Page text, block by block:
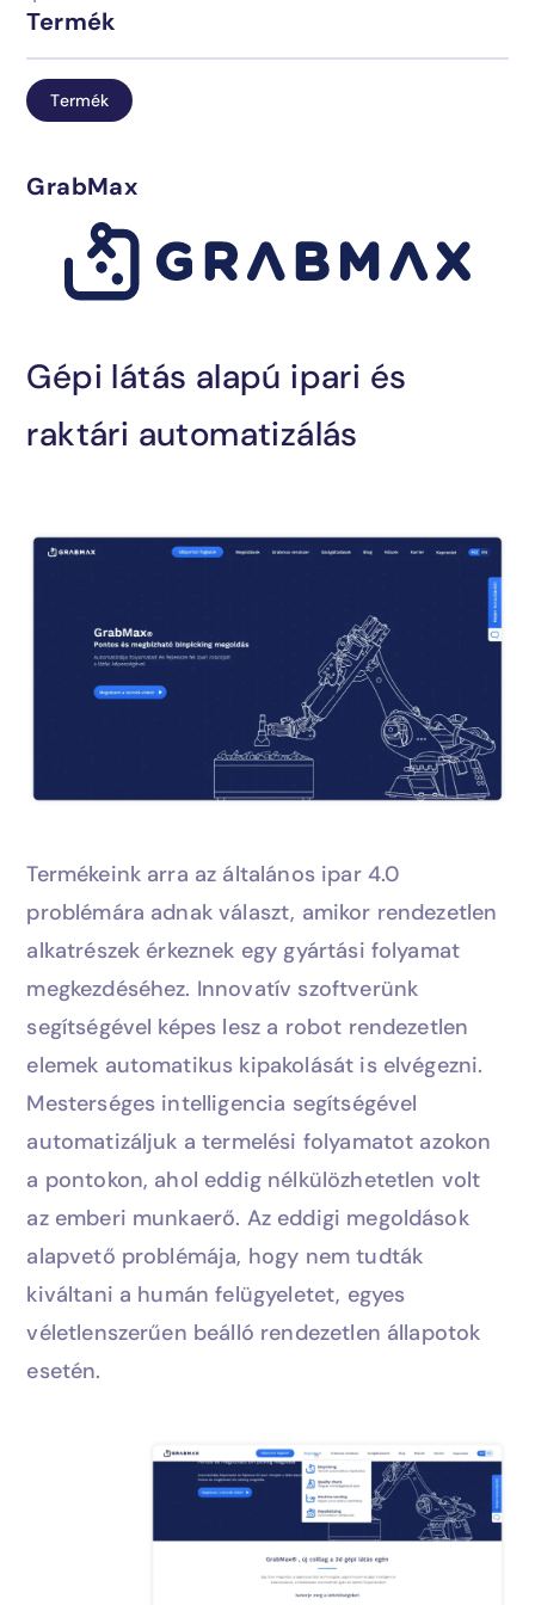
Üzemeltetés
Ipari megoldások
AI-integráció
Megtalálta, amit keresett?
+36 70 905 2448
Blog
Kapcsolat
Termék
Termék
GrabMax
Gépi látás alapú ipari és
raktári automatizálás
Termékeink arra az általános ipar 4.0
problémára adnak választ, amikor rendezetlen
alkatrészek érkeznek egy gyártási folyamat
megkezdéséhez. Innovatív szoftverünk
segítségével képes lesz a robot rendezetlen
elemek automatikus kipakolását is elvégezni.
Mesterséges intelligencia segítségével
automatizáljuk a termelési folyamatot azokon
a pontokon, ahol eddig nélkülözhetetlen volt
az emberi munkaerő. Az eddigi megoldások
alapvető problémája, hogy nem tudták
kiváltani a humán felügyeletet, egyes
véletlenszerűen beálló rendezetlen állapotok
esetén.